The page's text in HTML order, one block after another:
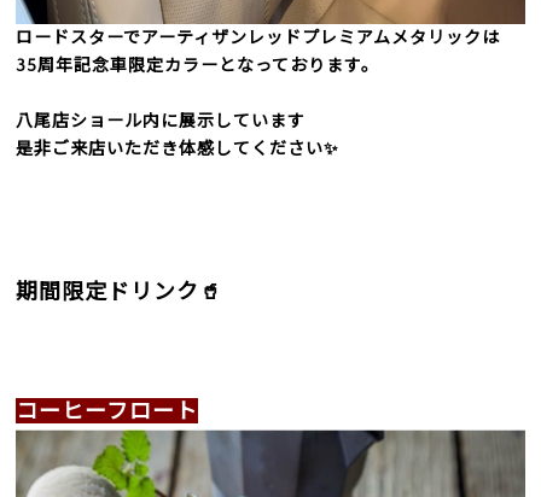
ロードスターでアーティザンレッドプレミアムメタリックは
35周年記念車限定カラーとなっております。
八尾店ショール内に展示しています
是非ご来店いただき体感してください✨
期間限定ドリンク🥤
コーヒーフロート